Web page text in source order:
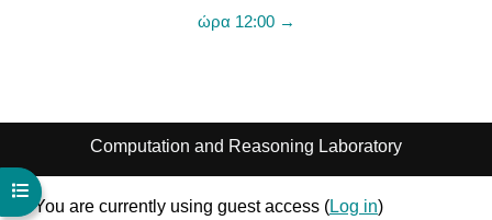
Open course index
ώρα 12:00 →
Computation and Reasoning Laboratory
You are currently using guest access (Log in)